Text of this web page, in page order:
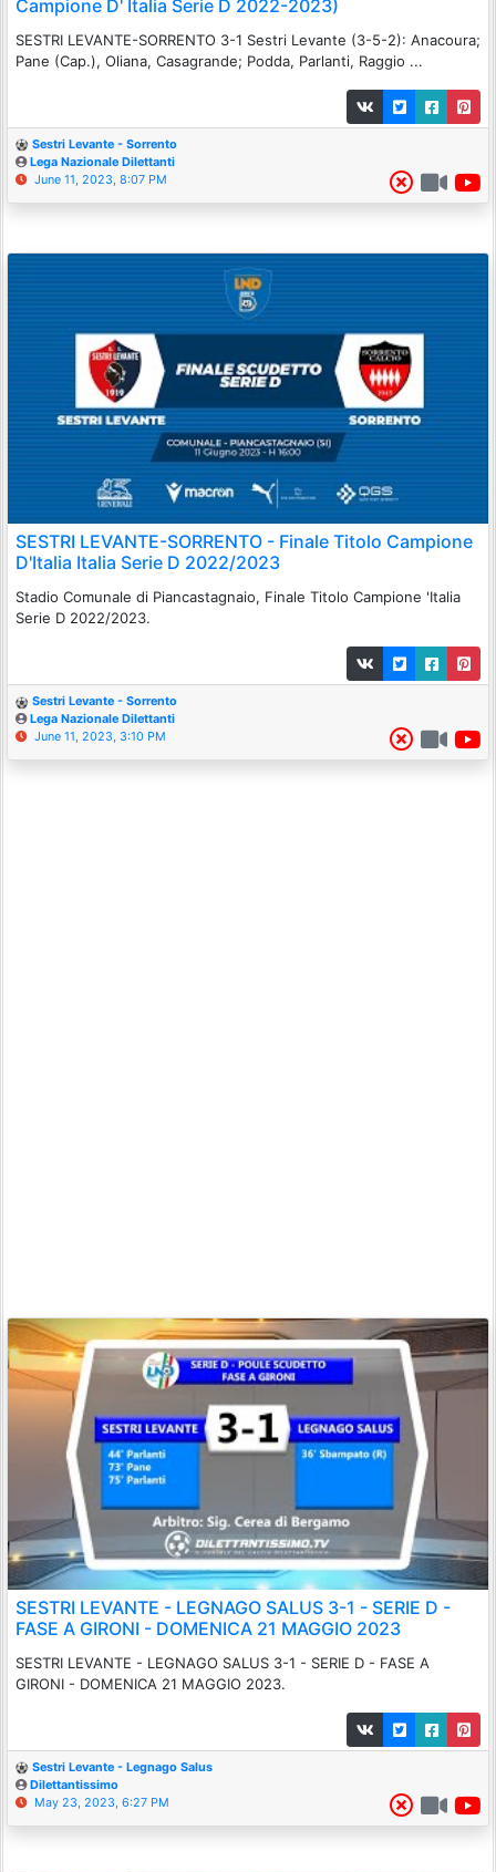
Campione D' Italia Serie D 2022-2023)
SESTRI LEVANTE-SORRENTO 3-1 Sestri Levante (3-5-2): Anacoura;
Pane (Cap.), Oliana, Casagrande; Podda, Parlanti, Raggio ...
Sestri Levante - Sorrento
Lega Nazionale Dilettanti
June 11, 2023, 8:07 PM
SESTRI LEVANTE-SORRENTO - Finale Titolo Campione
D'Italia Italia Serie D 2022/2023
Stadio Comunale di Piancastagnaio, Finale Titolo Campione 'Italia
Serie D 2022/2023.
Sestri Levante - Sorrento
Lega Nazionale Dilettanti
June 11, 2023, 3:10 PM
SESTRI LEVANTE - LEGNAGO SALUS 3-1 - SERIE D -
FASE A GIRONI - DOMENICA 21 MAGGIO 2023
SESTRI LEVANTE - LEGNAGO SALUS 3-1 - SERIE D - FASE A
GIRONI - DOMENICA 21 MAGGIO 2023.
Sestri Levante - Legnago Salus
Dilettantissimo
May 23, 2023, 6:27 PM